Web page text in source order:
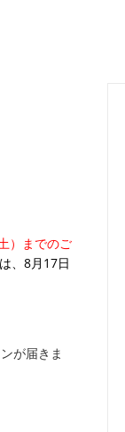
）までのご
、8月17日
が届きま